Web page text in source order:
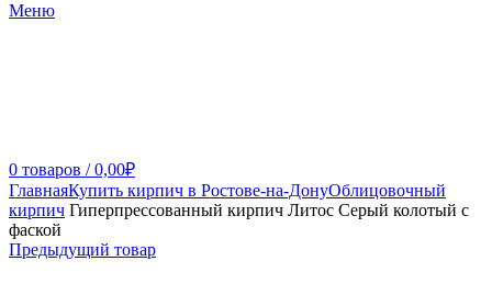
Меню
0 товаров / 0,00₽
ГлавнаяКупить кирпич в Ростове-на-ДонуОблицовочный
кирпич Гиперпрессованный кирпич Литос Серый колотый с
фаской
Предыдущий товар